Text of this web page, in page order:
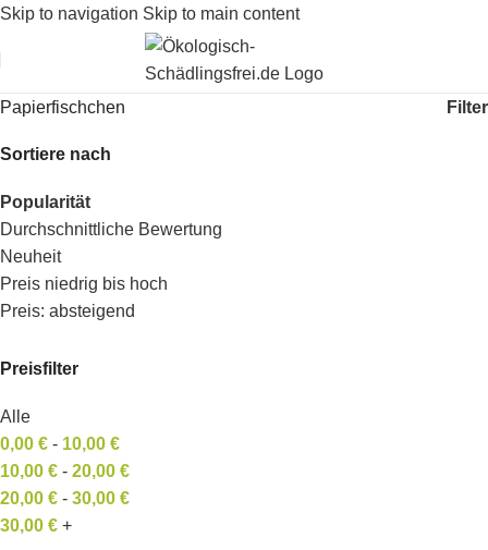
Skip to navigation Skip to main content
Papierfischchen Filter
Sortiere nach
Popularität
Durchschnittliche Bewertung
Neuheit
Preis niedrig bis hoch
Preis: absteigend
Preisfilter
Alle
0,00 € - 10,00 €
10,00 € - 20,00 €
20,00 € - 30,00 €
30,00 € +